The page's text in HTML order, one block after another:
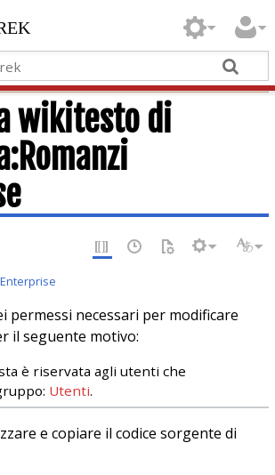
wikitesto di
permessi necessari per modificare
il seguente motivo:
è riservata agli utenti che
Utenti.
e copiare il codice sorgente di